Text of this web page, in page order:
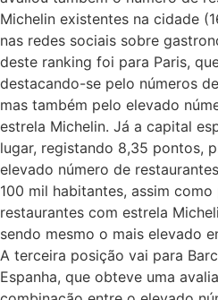
Michelin existentes na cidade
nas redes sociais sobre
deste ranking foi para Paris,
destacando-se pelo números
mas também pelo elevado
estrela Michelin. Já a capital
lugar, registando 8,35 pontos,
elevado número de
100 mil habitantes, assim
restaurantes com estrela
sendo mesmo o mais elevado
A terceira posição vai para
Espanha, que obteve uma